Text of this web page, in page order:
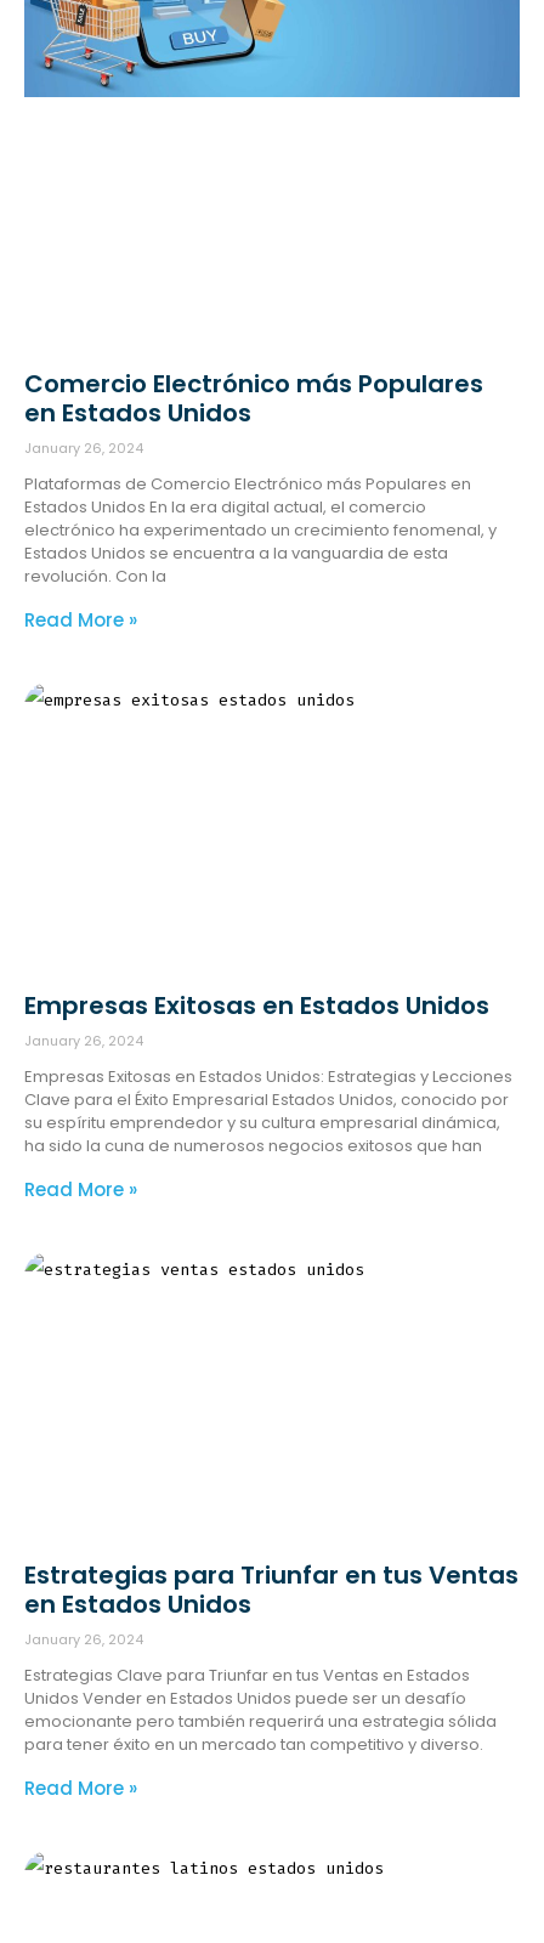
Comercio Electrónico más Populares
en Estados Unidos
January 26, 2024
Plataformas de Comercio Electrónico más Populares en
Estados Unidos En la era digital actual, el comercio
electrónico ha experimentado un crecimiento fenomenal, y
Estados Unidos se encuentra a la vanguardia de esta
revolución. Con la
Read More »
Empresas Exitosas en Estados Unidos
January 26, 2024
Empresas Exitosas en Estados Unidos: Estrategias y Lecciones
Clave para el Éxito Empresarial Estados Unidos, conocido por
su espíritu emprendedor y su cultura empresarial dinámica,
ha sido la cuna de numerosos negocios exitosos que han
Read More »
Estrategias para Triunfar en tus Ventas
en Estados Unidos
January 26, 2024
Estrategias Clave para Triunfar en tus Ventas en Estados
Unidos Vender en Estados Unidos puede ser un desafío
emocionante pero también requerirá una estrategia sólida
para tener éxito en un mercado tan competitivo y diverso.
Read More »